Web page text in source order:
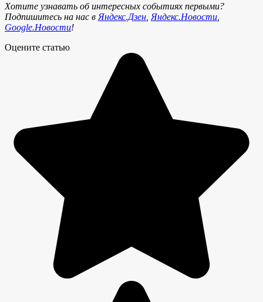
Хотите узнавать об интересных событиях первыми?
Подпишитесь на нас в Яндекс.Дзен Яндекс.Новости
Google.Новости!
Оцените статью